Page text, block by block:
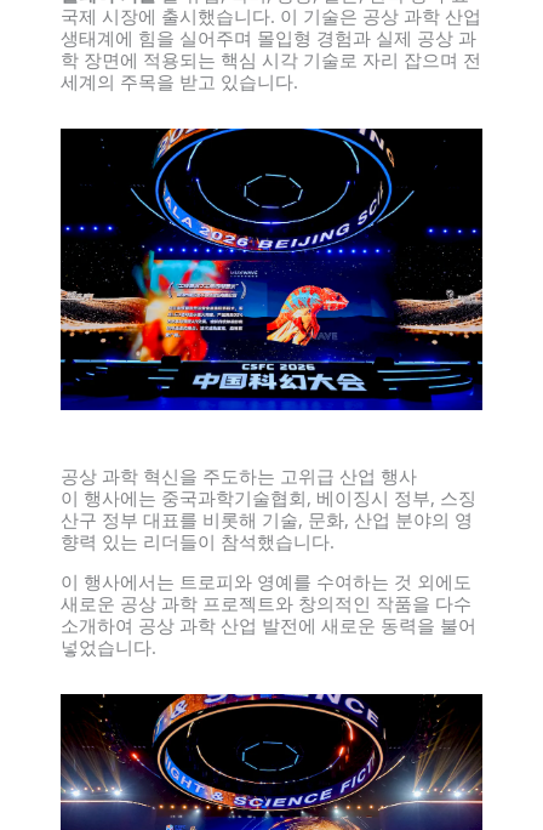
국제 시장에 출시했습니다. 이 기술은 공상 과학 산업
생태계에 힘을 실어주며 몰입형 경험과 실제 공상 과
학 장면에 적용되는 핵심 시각 기술로 자리 잡으며 전
세계의 주목을 받고 있습니다.
공상 과학 혁신을 주도하는 고위급 산업 행사
이 행사에는 중국과학기술협회, 베이징시 정부, 스징
산구 정부 대표를 비롯해 기술, 문화, 산업 분야의 영
향력 있는 리더들이 참석했습니다.
이 행사에서는 트로피와 영예를 수여하는 것 외에도
새로운 공상 과학 프로젝트와 창의적인 작품을 다수
소개하여 공상 과학 산업 발전에 새로운 동력을 불어
넣었습니다.